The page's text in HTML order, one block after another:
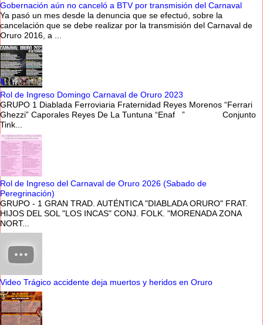
Gobernación aún no canceló a BTV por transmisión del Carnaval
Ya pasó un mes desde la denuncia que se efectuó, sobre la
cancelación que se debe realizar por la transmisión del Carnaval de
Oruro 2016, a ...
Rol de Ingreso Domingo Carnaval de Oruro 2023
GRUPO 1 Diablada Ferroviaria Fraternidad Reyes Morenos “Ferrari
Ghezzi” Caporales Reyes De La Tuntuna “Enaf ” Conjunto
Tink...
Rol de Ingreso del Carnaval de Oruro 2026 (Sabado de
Peregrinación)
GRUPO - 1 GRAN TRAD. AUTÉNTICA "DIABLADA ORURO" FRAT.
HIJOS DEL SOL "LOS INCAS" CONJ. FOLK. "MORENADA ZONA
NORT...
Video Trágico accidente deja muertos y heridos en Oruro